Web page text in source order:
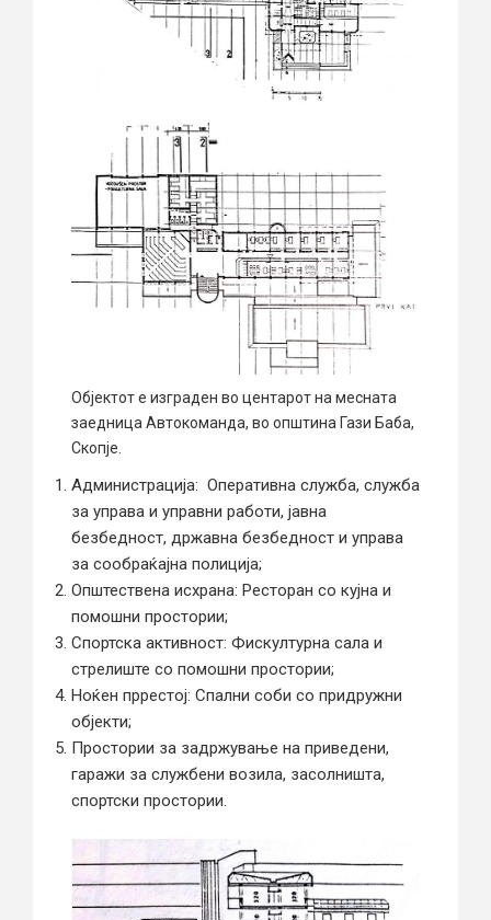
Објектот е изграден во центарот на месната
заедница Автокоманда, во општина Гази Баба,
Скопје.
Администрација: Оперативна служба, служба
за управа и управни работи, јавна
безбедност, државна безбедност и управа
за сообраќајна полиција;
Општествена исхрана: Ресторан со кујна и
помошни простории;
Спортска активност: Фискултурна сала и
стрелиште со помошни простории;
Ноќен пррестoj: Спални соби со придружни
објекти;
Простории за задржување на приведени,
гаражи за службени возила, засолништа,
спортски простории.